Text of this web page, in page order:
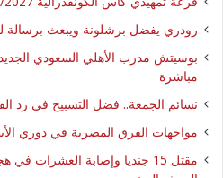
رودري يفضل برشلونة ويبعث برسالة
بوسيتش مدرب الأهلي السعودي
مباشرة
نسائم الجمعة.. فضل التسبيح في رد
مواجهات الفرق المصرية في دوري
مقتل 15 جنديا وإصابة